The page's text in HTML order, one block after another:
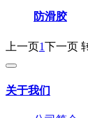
防滑胶
上一页1下一页
关于我们